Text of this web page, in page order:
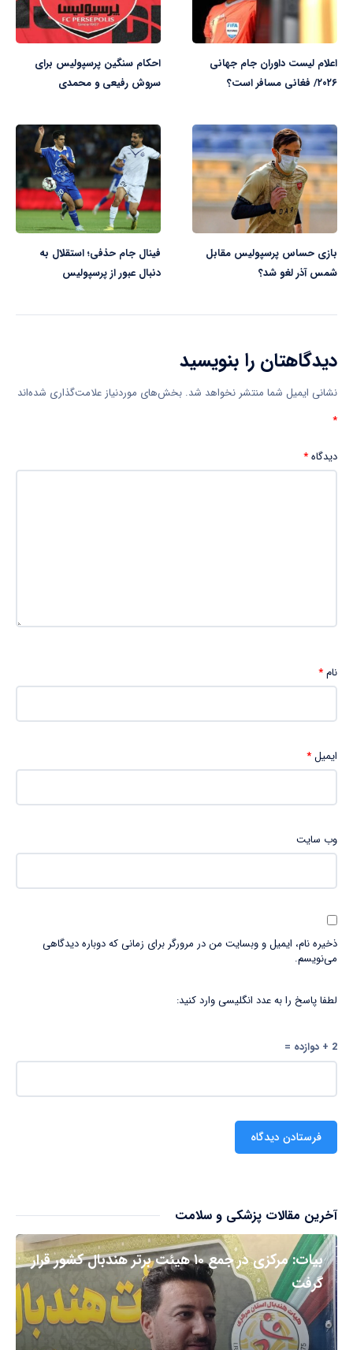
اعلام لیست داوران جام جهانی
۲۰۲۶/ فغانی مسافر است؟
احکام سنگین پرسپولیس برای
سروش رفیعی و محمدی
بازی حساس پرسپولیس مقابل
شمس آذر لغو شد؟
فینال جام حذفی؛ استقلال به
دنبال عبور از پرسپولیس
دیدگاهتان را بنویسید
نشانی ایمیل شما منتشر نخواهد شد. بخش‌های موردنیاز علامت‌گذاری شده‌اند
*
دیدگاه*
نام*
ایمیل*
وب‌ سایت
ذخیره نام، ایمیل و وبسایت من در مرورگر برای زمانی که دوباره دیدگاهی
می‌نویسم.
لطفا پاسخ را به عدد انگلیسی وارد کنید:
2 + دوازده =
آخرین مقالات پزشکی و سلامت
بیات: مرکزی در جمع ۱۰ هیئت برتر هندبال کشور قرار
گرفت